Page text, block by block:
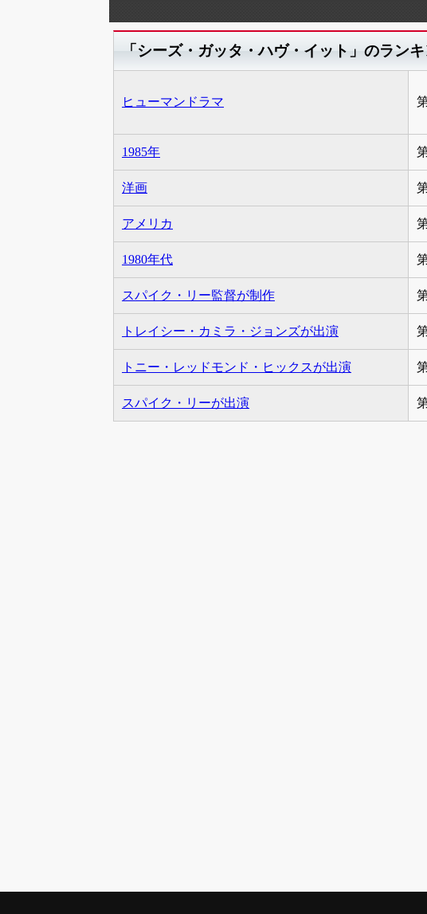
「シーズ・ガッタ・ハヴ・イット」のラン
ヒューマンドラマ
1985年
洋画
アメリカ
1980年代
スパイク・リー監督が制作
トレイシー・カミラ・ジョンズが出演
トニー・レッドモンド・ヒックスが出演
スパイク・リーが出演